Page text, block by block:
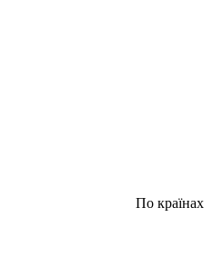
По країнах